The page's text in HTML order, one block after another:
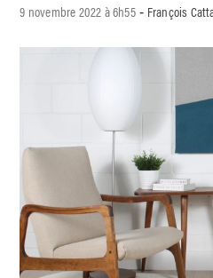
9 novembre 2022 à 6h55- François